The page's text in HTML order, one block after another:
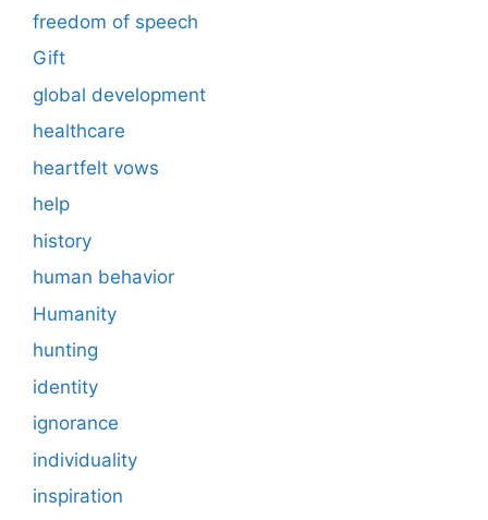
freedom of speech
Gift
global development
healthcare
heartfelt vows
help
history
human behavior
Humanity
hunting
identity
ignorance
individuality
inspiration